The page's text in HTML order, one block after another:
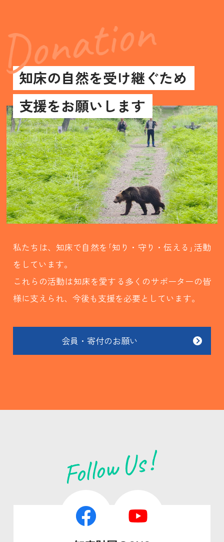
知床の自然を受け継ぐため
支援をお願いします
私たちは、知床で自然を｢知り・守り・伝える｣活動
をしています。
これらの活動は知床を愛する多くのサポーターの皆
様に支えられ、今後も支援を必要としています。
会員・寄付のお願い